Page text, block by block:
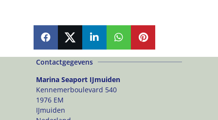
SHARE SHARE SHARE PIN
Contactgegevens
Marina Seaport IJmuiden
Kennemerboulevard 540
1976 EM
IJmuiden